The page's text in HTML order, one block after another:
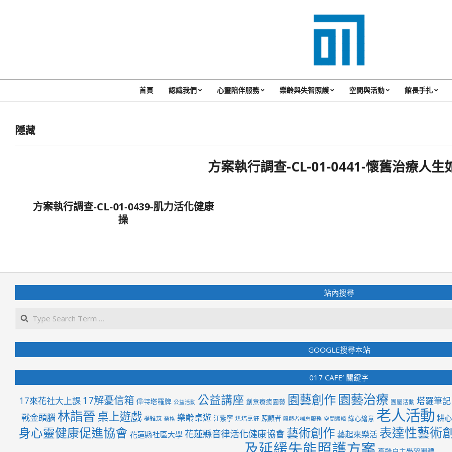
017
Cafe'
一
起
Primary
首頁 認識我們 心靈陪伴服務 樂齡與失智照護 空間與活動 館長手扎
隱藏
方案執行調查-CL-01-0441-懷舊治療人生
04
方案執行調查-CL-01-0439-肌力活化健康
操
站內搜尋
GOOGLE搜尋本站
017 CAFE’ 關鍵字
17來花社大上課 17解憂信箱 偉特塔羅牌 公益活動 公益講座 創意療癒園藝 園藝創作 園藝治療 團屋活動 塔羅筆記
戰金頭腦 林詣晉桌上遊戲 楊雅筑 榮格 樂齡桌遊 江紫寧 烘焙烹飪 照顧者 照顧者喘息服務 空間邏輯 綠心繪意 老人活動 耕
身心靈健康促進協會 花蓮縣社區大學 花蓮縣音律活化健康協會 藝術創作 藝起來樂活 表達性藝術